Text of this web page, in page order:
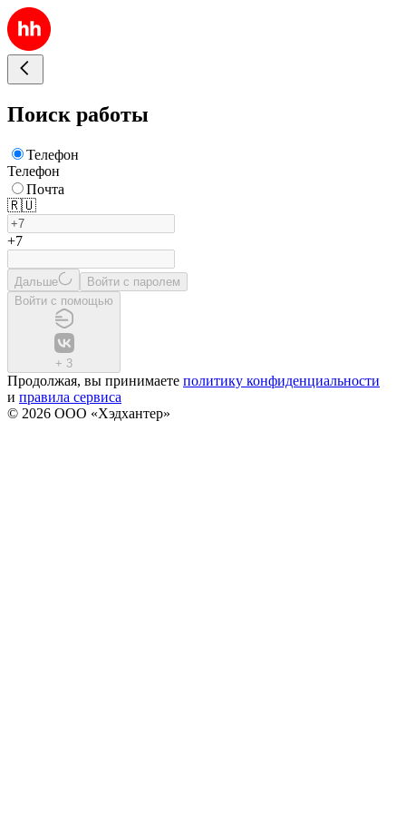
Поиск работы
Телефон
Телефон
Почта
🇷🇺
+7
Дальше
Войти с паролем
Войти с помощью
+ 3
Продолжая, вы принимаете политику конфиденциальности
и правила сервиса
© 2026 ООО «Хэдхантер»